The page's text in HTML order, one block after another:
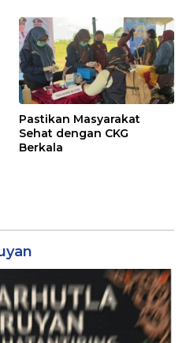
Pastikan Masyarakat
Sehat dengan CKG
Berkala